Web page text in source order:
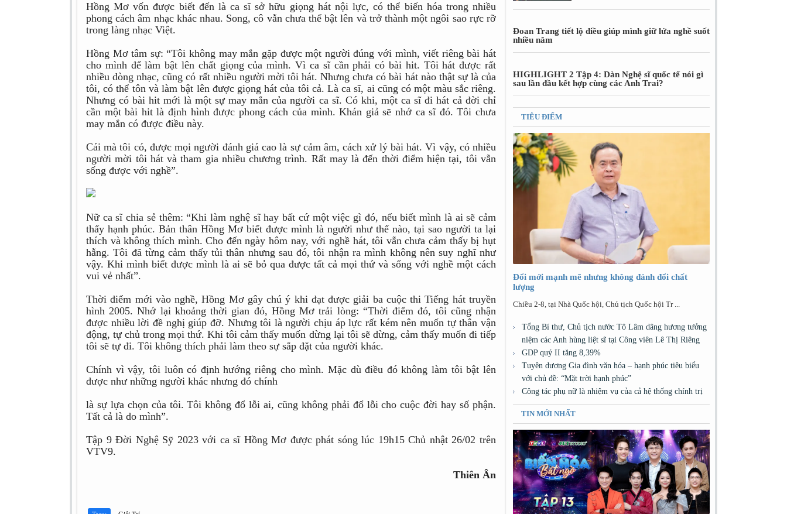
Hồng Mơ vốn được biết đến là ca sĩ sở hữu giọng hát nội lực, có thể biến hóa trong nhiều
phong cách âm nhạc khác nhau. Song, cô vẫn chưa thể bật lên và trở thành một ngôi sao rực rỡ
trong làng nhạc Việt.
Hồng Mơ tâm sự: “Tôi không may mắn gặp được một người đúng với mình, viết riêng bài hát
cho mình để làm bật lên chất giọng của mình. Vì ca sĩ cần phải có bài hit. Tôi hát được rất
nhiều dòng nhạc, cũng có rất nhiều người mời tôi hát. Nhưng chưa có bài hát nào thật sự là của
tôi, có thể tôn và làm bật lên được giọng hát của tôi cả. Là ca sĩ, ai cũng có một màu sắc riêng.
Nhưng có bài hit mới là một sự may mắn của người ca sĩ. Có khi, một ca sĩ đi hát cả đời chỉ
cần một bài hit là định hình được phong cách của mình. Khán giả sẽ nhớ ca sĩ đó. Tôi chưa
may mắn có được điều này.
Cái mà tôi có, được mọi người đánh giá cao là sự cảm âm, cách xử lý bài hát. Vì vậy, có nhiều
người mời tôi hát và tham gia nhiều chương trình. Rất may là đến thời điểm hiện tại, tôi vẫn
sống được với nghề”.
Nữ ca sĩ chia sẻ thêm: “Khi làm nghệ sĩ hay bất cứ một việc gì đó, nếu biết mình là ai sẽ cảm
thấy hạnh phúc. Bản thân Hồng Mơ biết được mình là người như thế nào, tại sao người ta lại
thích và không thích mình. Cho đến ngày hôm nay, với nghề hát, tôi vẫn chưa cảm thấy bị hụt
hẫng. Tôi đã từng cảm thấy tủi thân nhưng sau đó, tôi nhận ra mình không nên suy nghĩ như
vậy. Khi mình biết được mình là ai sẽ bỏ qua được tất cả mọi thứ và sống với nghề một cách
vui vẻ nhất”.
Thời điểm mới vào nghề, Hồng Mơ gây chú ý khi đạt được giải ba cuộc thi Tiếng hát truyền
hình 2005. Nhớ lại khoảng thời gian đó, Hồng Mơ trải lòng: “Thời điểm đó, tôi cũng nhận
được nhiều lời đề nghị giúp đỡ. Nhưng tôi là người chịu áp lực rất kém nên muốn tự thân vận
động, tự chủ trong mọi thứ. Khi tôi cảm thấy muốn dừng lại tôi sẽ dừng, cảm thấy muốn đi tiếp
tôi sẽ tự đi. Tôi không thích phải làm theo sự sắp đặt của người khác.
Chính vì vậy, tôi luôn có định hướng riêng cho mình. Mặc dù điều đó không làm tôi bật lên
được như những người khác nhưng đó chính
là sự lựa chọn của tôi. Tôi không đổ lỗi ai, cũng không phải đổ lỗi cho cuộc đời hay số phận.
Tất cả là do mình”.
Tập 9 Đời Nghệ Sỹ 2023 với ca sĩ Hồng Mơ được phát sóng lúc 19h15 Chủ nhật 26/02 trên
VTV9.
Thiên Ân
Đoan Trang tiết lộ điều giúp mình giữ lửa nghề suốt
nhiều năm
HIGHLIGHT 2 Tập 4: Dàn Nghệ sĩ quốc tế nói gì
sau lần đầu kết hợp cùng các Anh Trai?
TIÊU ĐIỂM
Đổi mới mạnh mẽ nhưng không đánh đổi chất
lượng
Chiều 2-8, tại Nhà Quốc hội, Chủ tịch Quốc hội Tr ...
Tổng Bí thư, Chủ tịch nước Tô Lâm dâng hương tưởng
niệm các Anh hùng liệt sĩ tại Công viên Lê Thị Riêng
GDP quý II tăng 8,39%
Tuyên dương Gia đình văn hóa – hạnh phúc tiêu biểu
với chủ đề: “Mặt trời hạnh phúc”
Công tác phụ nữ là nhiệm vụ của cả hệ thống chính trị
TIN MỚI NHẤT